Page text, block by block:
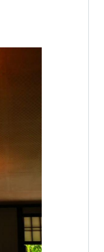
。ふっくらと
。 ランキング